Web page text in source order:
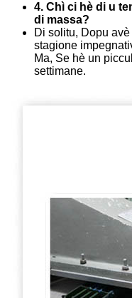
4. Chì ci hè di u
di massa?
Di solitu, Dopu
stagione
Ma, Se hè un
settimane.